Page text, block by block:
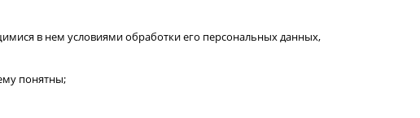
в нем условиями обработки его персональных данных,
понятны;